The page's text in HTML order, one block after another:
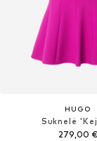
HUGO
Suknelė
279,00 €